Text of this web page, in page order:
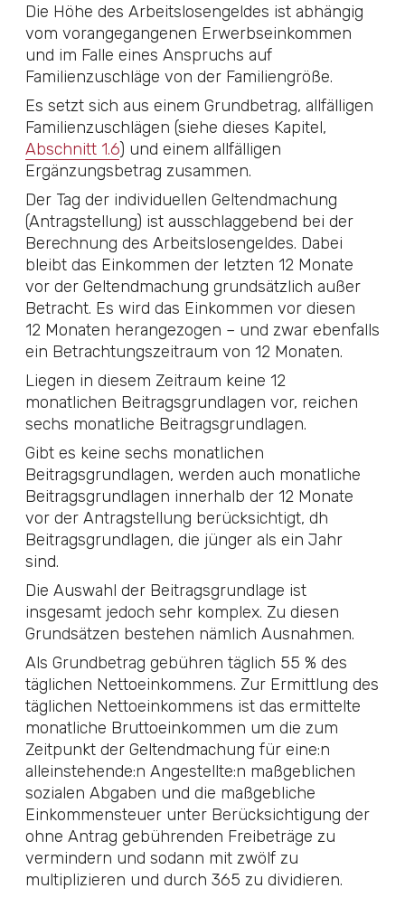
Die Höhe des Arbeitslosengeldes ist abhängig
vom vorangegangenen Erwerbseinkommen
und im Falle eines Anspruchs auf
Familienzuschläge von der Familiengröße.
Es setzt sich aus einem Grundbetrag, allfälligen
Familienzuschlägen (siehe dieses Kapitel,
Abschnitt 1.6) und einem allfälligen
Ergänzungsbetrag zusammen.
Der Tag der individuellen Geltendmachung
(Antragstellung) ist ausschlaggebend bei der
Berechnung des Arbeitslosengeldes. Dabei
bleibt das Einkommen der letzten 12 Monate
vor der Geltendmachung grundsätzlich außer
Betracht. Es wird das Einkommen vor diesen
12 Monaten herangezogen – und zwar ebenfalls
ein Betrachtungszeitraum von 12 Monaten.
Liegen in diesem Zeitraum keine 12
monatlichen Beitragsgrundlagen vor, reichen
sechs monatliche Beitragsgrundlagen.
Gibt es keine sechs monatlichen
Beitragsgrundlagen, werden auch monatliche
Beitragsgrundlagen innerhalb der 12 Monate
vor der Antragstellung berücksichtigt, dh
Beitragsgrundlagen, die jünger als ein Jahr
sind.
Die Auswahl der Beitragsgrundlage ist
insgesamt jedoch sehr komplex. Zu diesen
Grundsätzen bestehen nämlich Ausnahmen.
Als Grundbetrag gebühren täglich 55 % des
täglichen Nettoeinkommens. Zur Ermittlung des
täglichen Nettoeinkommens ist das ermittelte
monatliche Bruttoeinkommen um die zum
Zeitpunkt der Geltendmachung für eine:n
alleinstehende:n Angestell­te:n maßgeblichen
sozialen Abgaben und die maßgebliche
Einkommensteuer unter Berücksichtigung der
ohne Antrag gebührenden Freibeträge zu
vermindern und sodann mit zwölf zu
multiplizieren und durch 365 zu dividieren.